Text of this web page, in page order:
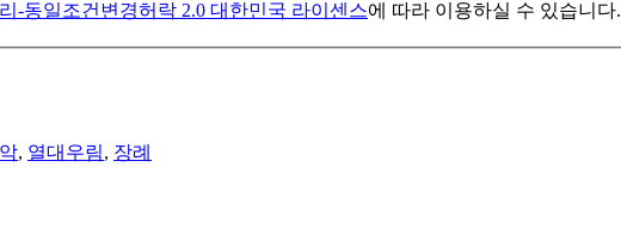
-동일조건변경허락 2.0 대한민국 라이센스에 따라 이용하실 수 있습니다.
, 열대우림, 장례